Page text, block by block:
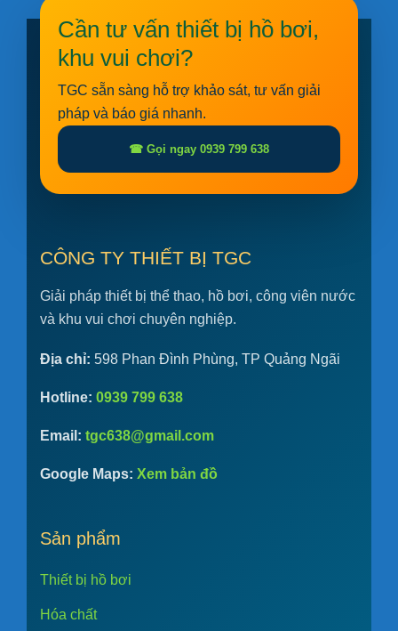
Cần tư vấn thiết bị hồ bơi,
khu vui chơi?
TGC sẵn sàng hỗ trợ khảo sát, tư vấn giải
pháp và báo giá nhanh.
☎ Gọi ngay 0939 799 638
CÔNG TY THIẾT BỊ TGC
Giải pháp thiết bị thể thao, hồ bơi, công viên nước
và khu vui chơi chuyên nghiệp.
Địa chỉ: 598 Phan Đình Phùng, TP Quảng Ngãi
Hotline: 0939 799 638
Email: tgc638@gmail.com
Google Maps: Xem bản đồ
Sản phẩm
Thiết bị hồ bơi
Hóa chất